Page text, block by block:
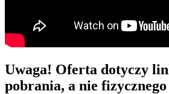
Uwaga! Oferta dotyczy
pobrania, a nie